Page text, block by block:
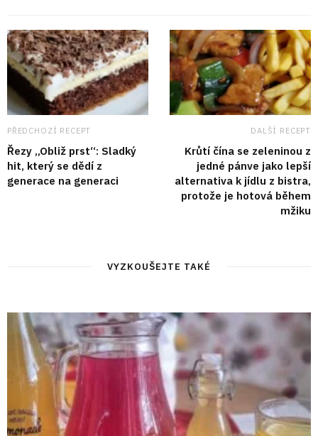
PŘEDCHOZÍ RECEPT
Řezy „Obliž prst“: Sladký
hit, který se dědí z
generace na generaci
DALŠÍ RECEPT
Krůtí čína se zeleninou z
jedné pánve jako lepší
alternativa k jídlu z bistra,
protože je hotová během
mžiku
VYZKOUŠEJTE TAKÉ